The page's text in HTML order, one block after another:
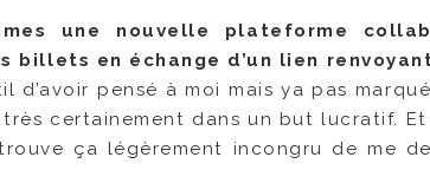
une nouvelle plateforme
billets en échange d’un lien
d’avoir pensé à moi mais ya pas
très certainement dans un but lucratif.
ça légèrement incongru de me